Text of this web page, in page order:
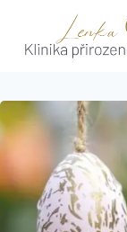
content